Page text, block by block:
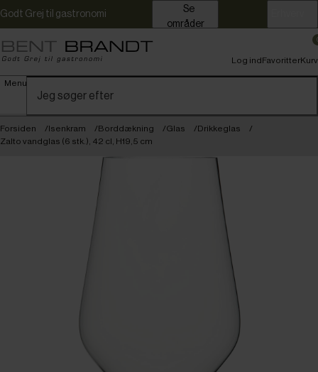
Godt Grej til gastronomi
områder
Menu
Log indFavoritterKurv
Forsiden Isenkram Borddækning Glas
Drikkeglas
Zalto vandglas (6 stk.), 42 cl, H19,5 cm